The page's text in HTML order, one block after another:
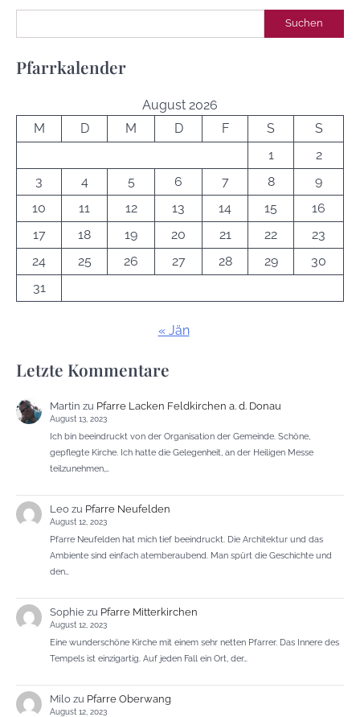
Suchen
Pfarrkalender
August 2026
M
D M D F S
S
1
2
3
4 5 6 7 8
9
10
11 12 13 14 15
16
17
18 19 20 21 22
23
24
25 26 27 28 29
30
31
« Jän
Letzte Kommentare
Martin zu Pfarre Lacken Feldkirchen a. d. Donau
August 13, 2023
Ich bin beeindruckt von der Organisation der Gemeinde. Schöne,
gepflegte Kirche. Ich hatte die Gelegenheit, an der Heiligen Messe
teilzunehmen,…
Leozu Pfarre Neufelden
August 12, 2023
Pfarre Neufelden hat mich tief beeindruckt. Die Architektur und das
Ambiente sind einfach atemberaubend. Man spürt die Geschichte und
den…
Sophiezu Pfarre Mitterkirchen
August 12, 2023
Eine wunderschöne Kirche mit einem sehr netten Pfarrer. Das Innere des
Tempels ist einzigartig. Auf jeden Fall ein Ort, der…
Milozu Pfarre Oberwang
August 12, 2023